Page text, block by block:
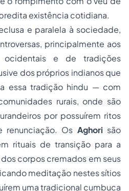
existência cotidiana.
e paralela à sociedade,
principalmente aos
ocidentais e de tradições
dos próprios indianos que
essa tradição hindu — com
rurais, onde são
por possuírem ritos
renunciação. Os Aghori são
rituais de transição para a
corpos cremados em seus
meditação nestes sítios
uma tradicional cumbuca